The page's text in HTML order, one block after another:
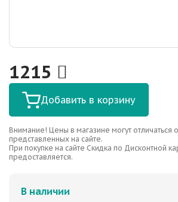
1215
Добавить в корзину
Внимание! Цены в магазине могут отличаться
представленных на сайте.
При покупке на сайте Скидка по Дисконтной
предоставляется.
В наличии